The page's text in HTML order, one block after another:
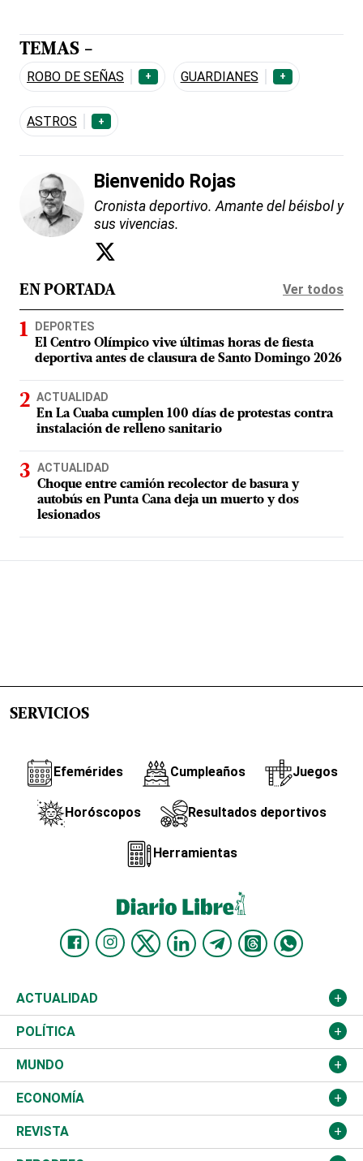
TEMAS -
ROBO DE SEÑAS + GUARDIANES +
ASTROS +
Bienvenido Rojas
Cronista deportivo. Amante del béisbol y
sus vivencias.
EN PORTADA Ver todos
DEPORTES
El Centro Olímpico vive últimas horas de fiesta
deportiva antes de clausura de Santo Domingo 2026
ACTUALIDAD
En La Cuaba cumplen 100 días de protestas contra
instalación de relleno sanitario
ACTUALIDAD
Choque entre camión recolector de basura y
autobús en Punta Cana deja un muerto y dos
lesionados
SERVICIOS
Efemérides Cumpleaños Juegos
Horóscopos Resultados deportivos
Herramientas
ACTUALIDAD
Nacional
Ciudad
Educación
Salud
POLÍTICA
Partidos
JCE
TSE
MUNDO
Estados Unidos
América Latina
ECONOMÍA
Finanzas
REVISTA